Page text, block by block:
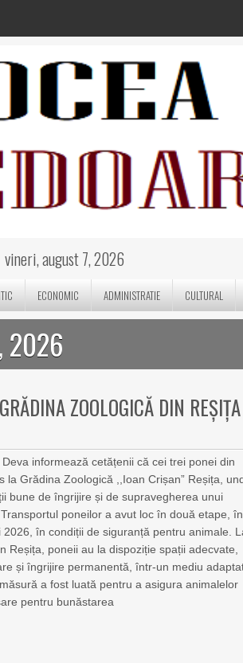
vineri, august 7, 2026
ECONOMIC ADMINISTRATIE CULTURAL
2026
ZOOLOGICĂ DIN REȘIȚA
informează cetățenii că cei trei ponei din
la Grădina Zoologică ,,Ioan Crișan” Reșița,
bune de îngrijire și de supravegherea unui
poneilor a avut loc în două etape, în
2026, în condiții de siguranță pentru animale.
Reșița, poneii au la dispoziție spații adecvate,
și îngrijire permanentă, într-un mediu
a fost luată pentru a asigura animalelor
pentru bunăstarea